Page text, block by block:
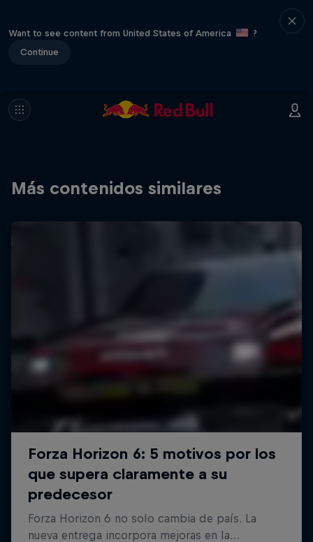
Want to see content from United States of America
?
Continue
Más contenidos similares